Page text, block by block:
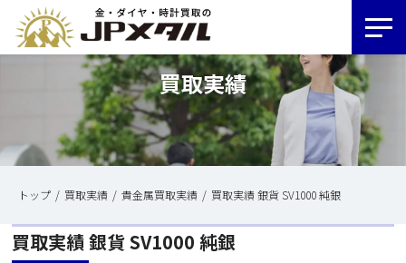
買取実績
トップ 買取実績 貴金属買取実績 買取実績 銀貨 SV1000 純銀
買取実績 銀貨 SV1000 純銀